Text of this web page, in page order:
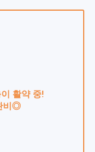
활약 중!
비◎